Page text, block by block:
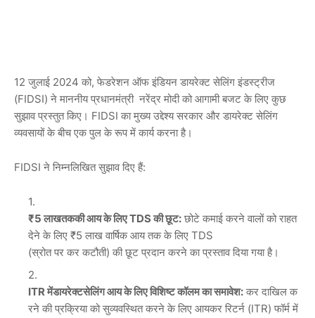
12 जुलाई 2024 को, फेडरेशन ऑफ इंडियन डायरेक्ट सेलिंग इंडस्ट्रीज
(FIDSI) ने माननीय प्रधानमंत्री नरेंद्र मोदी को आगामी बजट के लिए कुछ
सुझाव प्रस्तुत किए। FIDSI का मुख्य उद्देश्य सरकार और डायरेक्ट सेलिंग
व्यवसायों के बीच एक पुल के रूप में कार्य करना है।
FIDSI ने निम्नलिखित सुझाव दिए हैं:
₹5 लाखतककीआयकेलिएTDS कीछूट: छोटे कमाई करने वालों को राहत
देने के लिए ₹5 लाख वार्षिक आय तक के लिए TDS
(स्रोत पर कर कटौती) की छूट प्रदान करने का प्रस्ताव दिया गया है।
ITRमेंडायरेक्टसेलिंगआयकेलिएविशिष्टकॉलमकासमावेश: कर दाखिल क
रने की प्रक्रिया को सुव्यवस्थित करने के लिए आयकर रिटर्न (ITR) फॉर्म में